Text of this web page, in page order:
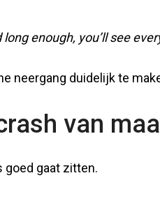
enough, you’ll see
neergang duidelijk te
van
goed gaat zitten.